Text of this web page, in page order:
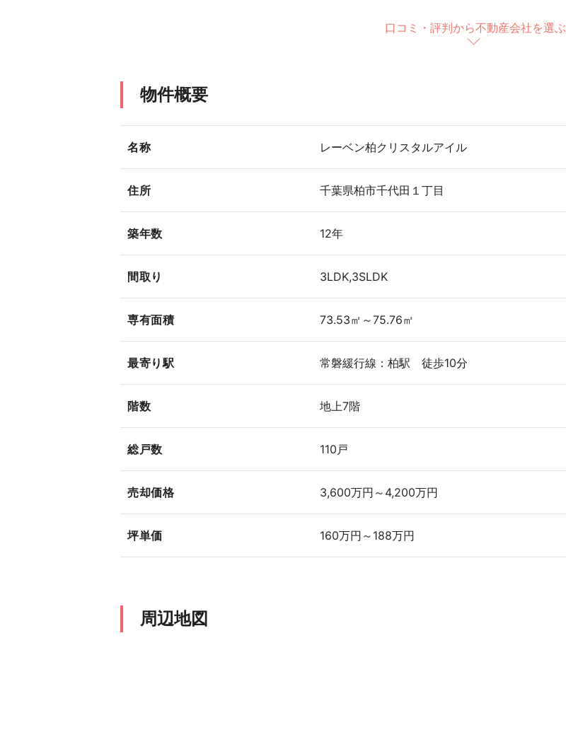
口コミ・評判から不動産会社を選ぶ
物件概要
名称 レーベン柏クリスタルアイル
住所 千葉県柏市千代田１丁目
築年数 12年
間取り 3LDK,3SLDK
専有面積 73.53㎡～75.76㎡
最寄り駅 常磐緩行線：柏駅 徒歩10分
階数 地上7階
総戸数 110戸
売却価格 3,600万円～4,200万円
坪単価 160万円～188万円
周辺地図